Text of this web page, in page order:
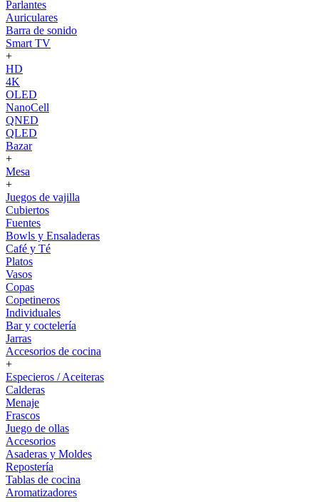
Parlantes
Auriculares
Barra de sonido
Smart TV
+
HD
4K
OLED
NanoCell
QNED
QLED
Bazar
+
Mesa
+
Juegos de vajilla
Cubiertos
Fuentes
Bowls y Ensaladeras
Café y Té
Platos
Vasos
Copas
Copetineros
Individuales
Bar y coctelería
Jarras
Accesorios de cocina
+
Especieros / Aceiteras
Calderas
Menaje
Frascos
Juego de ollas
Accesorios
Asaderas y Moldes
Repostería
Tablas de cocina
Aromatizadores